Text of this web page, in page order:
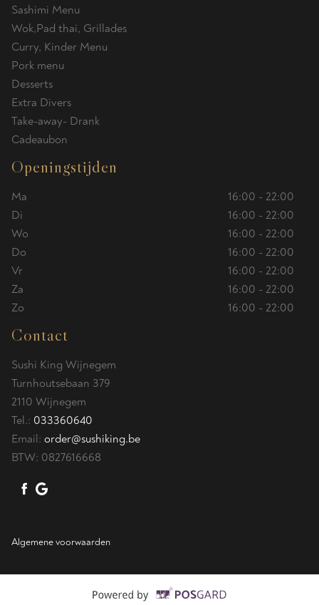
Sashimi Menu
Wok,Pad thai, Grillades
Curry, Kinder Menu
Pork menu
Desserts
Extra Divers
Take-away- Drank
Cadeaubon
Openingstijden
Ma
16:00 - 22:00
Di
16:00 - 22:00
Wo
16:00 - 22:00
Do
16:00 - 22:00
Vr
16:00 - 22:00
Za
16:00 - 22:00
Zo
16:00 - 22:00
Contact
Sushi King Wijnegem
Turnhoutsebaan 379
2110 Wijnegem
Tel.: 033360640
Email:order@sushiking.be
BTW: 0827616668
Algemene voorwaarden